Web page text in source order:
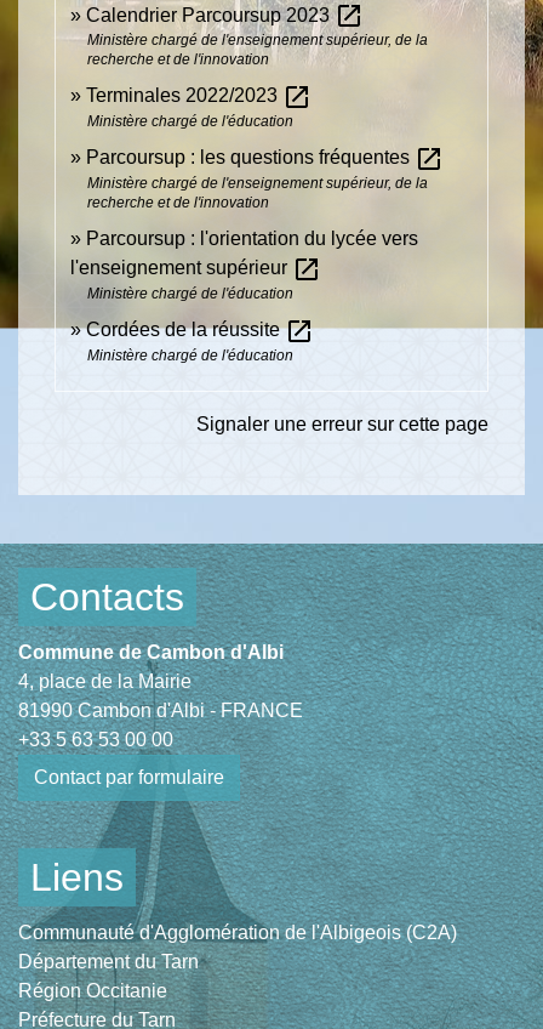
Calendrier Parcoursup 2023open_in_new
Ministère chargé de l'enseignement supérieur, de la
recherche et de l'innovation
Terminales 2022/2023 open_in_new
Ministère chargé de l'éducation
Parcoursup : les questions fréquentes open_in_new
Ministère chargé de l'enseignement supérieur, de la
recherche et de l'innovation
Parcoursup : l'orientation du lycée vers
l'enseignement supérieur open_in_new
Ministère chargé de l'éducation
Cordées de la réussiteopen_in_new
Ministère chargé de l'éducation
Signaler une erreur sur cette page
Contacts
Commune de Cambon d'Albi
4, place de la Mairie
81990 Cambon d'Albi - FRANCE
+33 5 63 53 00 00
Contact par formulaire
Liens
Communauté d'Agglomération de l'Albigeois (C2A)
Département du Tarn
Région Occitanie
Préfecture du Tarn